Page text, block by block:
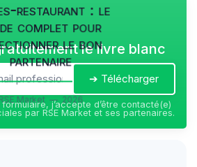
restaurant : le
complet pour
le bon
partenaire
Market — 2026
le livre blanc
➔ Télécharger
j’accepte d’être contacté(e)
par RSE Market et ses partenaires.